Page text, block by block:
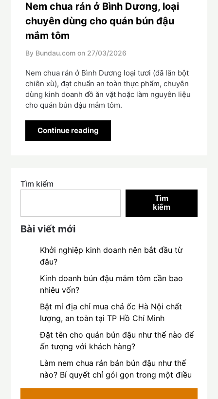
Nem chua rán ở Bình Dương, loại
chuyên dùng cho quán bún đậu
mắm tôm
By Bundau.com on 27/03/2026
Nem chua rán ở Bình Dương loại tươi (đã lăn bột
chiên xù), đạt chuẩn an toàn thực phẩm, chuyên
dùng kinh doanh đồ ăn vặt hoặc làm nguyên liệu
cho quán bún đậu mắm tôm.
Continue reading
Tìm kiếm
Tìm
kiếm
Bài viết mới
Khởi nghiệp kinh doanh nên bắt đầu từ
đâu?
Kinh doanh bún đậu mắm tôm cần bao
nhiêu vốn?
Bật mí địa chỉ mua chả ốc Hà Nội chất
lượng, an toàn tại TP Hồ Chí Minh
Đặt tên cho quán bún đậu như thế nào để
ấn tượng với khách hàng?
Làm nem chua rán bán bún đậu như thế
nào? Bí quyết chỉ gói gọn trong một điều